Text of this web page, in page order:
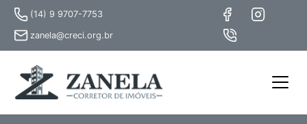
(14) 9 9707-7753
zanela@creci.org.br